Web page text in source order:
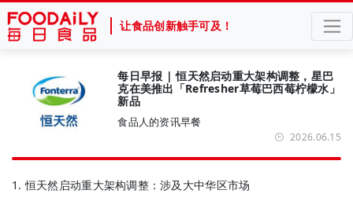
让食品创新触手可及！
每日早报 | 恒天然启动重大架构调整，星巴
克在美推出「Refresher草莓巴西莓柠檬水」
新品
食品人的资讯早餐
2026.06.15
1. 恒天然启动重大架构调整：涉及大中华区市场